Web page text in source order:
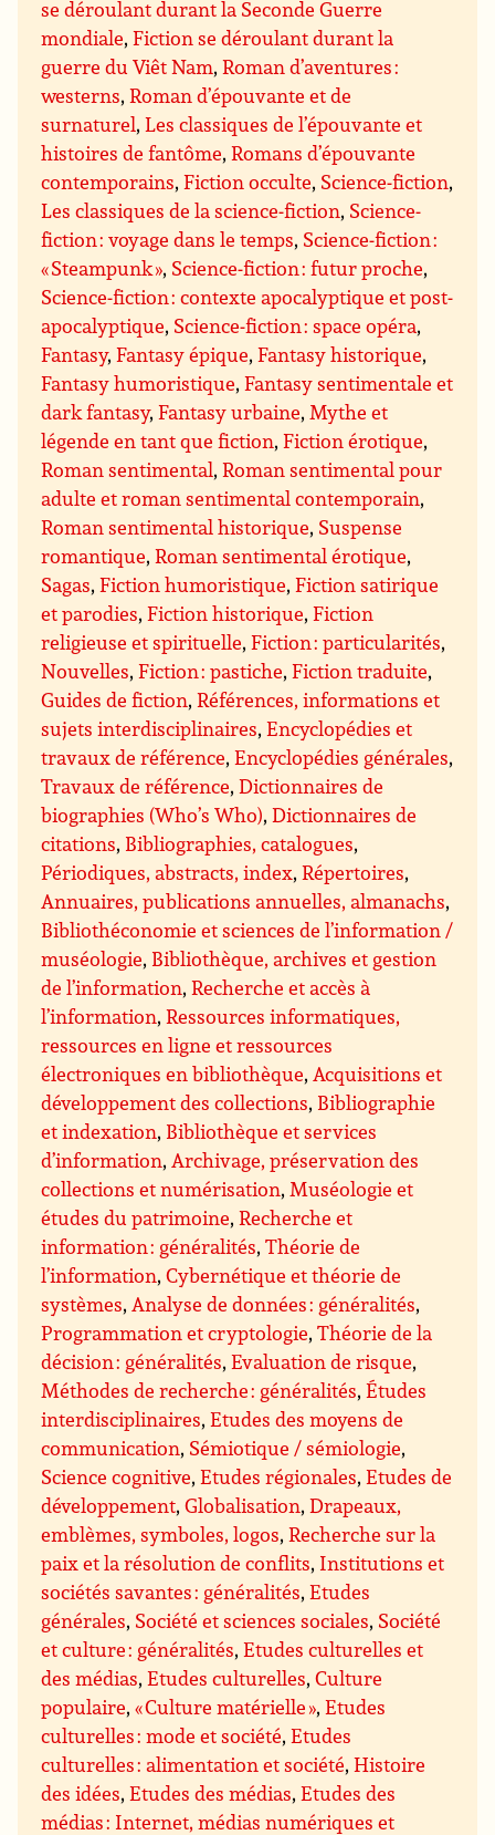
se déroulant durant la Seconde Guerre
mondiale,Fiction se déroulant durant la
guerre du Viêt Nam,Roman d’aventures :
westerns,Roman d’épouvante et de
surnaturel,Les classiques de l’épouvante et
histoires de fantôme,Romans d’épouvante
contemporains,Fiction occulte, Science-fiction,
Les classiques de la science-fiction, Science-
fiction : voyage dans le temps, Science-fiction :
« Steampunk », Science-fiction : futur proche,
Science-fiction : contexte apocalyptique et post-
apocalyptique, Science-fiction : space opéra,
Fantasy,Fantasy épique,Fantasy historique,
Fantasy humoristique,Fantasy sentimentale et
dark fantasy,Fantasy urbaine,Mythe et
légende en tant que fiction,Fiction érotique,
Roman sentimental,Roman sentimental pour
adulte et roman sentimental contemporain,
Roman sentimental historique, Suspense
romantique,Roman sentimental érotique,
Sagas,Fiction humoristique,Fiction satirique
et parodies,Fiction historique,Fiction
religieuse et spirituelle,Fiction : particularités,
Nouvelles,Fiction : pastiche,Fiction traduite,
Guides de fiction,Références, informations et
sujets interdisciplinaires,Encyclopédies et
travaux de référence,Encyclopédies générales,
Travaux de référence,Dictionnaires de
biographies (Who’s Who),Dictionnaires de
citations, Bibliographies, catalogues,
Périodiques, abstracts, index,Répertoires,
Annuaires, publications annuelles, almanachs,
Bibliothéconomie et sciences de l’information /
muséologie, Bibliothèque, archives et gestion
de l’information,Recherche et accès à
l’information,Ressources informatiques,
ressources en ligne et ressources
électroniques en bibliothèque,Acquisitions et
développement des collections, Bibliographie
et indexation, Bibliothèque et services
d’information,Archivage, préservation des
collections et numérisation,Muséologie et
études du patrimoine,Recherche et
information : généralités,Théorie de
l’information,Cybernétique et théorie de
systèmes,Analyse de données : généralités,
Programmation et cryptologie,Théorie de la
décision : généralités,Evaluation de risque,
Méthodes de recherche : généralités,Études
interdisciplinaires,Etudes des moyens de
communication, Sémiotique / sémiologie,
Science cognitive,Etudes régionales,Etudes de
développement,Globalisation,Drapeaux,
emblèmes, symboles, logos,Recherche sur la
paix et la résolution de conflits, Institutions et
sociétés savantes : généralités,Etudes
générales, Société et sciences sociales, Société
et culture : généralités,Etudes culturelles et
des médias,Etudes culturelles,Culture
populaire,« Culture matérielle »,Etudes
culturelles : mode et société,Etudes
culturelles : alimentation et société,Histoire
des idées,Etudes des médias,Etudes des
médias : Internet, médias numériques et